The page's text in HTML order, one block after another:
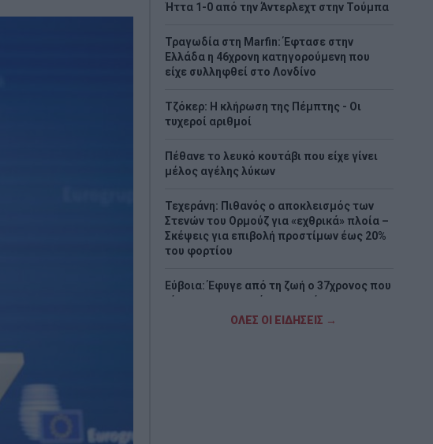
Ήττα 1-0 από την Άντερλεχτ στην Τούμπα
Τραγωδία στη Marfin: Έφτασε στην
Ελλάδα η 46χρονη κατηγορούμενη που
είχε συλληφθεί στο Λονδίνο
Τζόκερ: Η κλήρωση της Πέμπτης - Οι
τυχεροί αριθμοί
Πέθανε το λευκό κουτάβι που είχε γίνει
μέλος αγέλης λύκων
Τεχεράνη: Πιθανός ο αποκλεισμός των
Στενών του Ορμούζ για «εχθρικά» πλοία –
Σκέψεις για επιβολή προστίμων έως 20%
του φορτίου
Εύβοια: Έφυγε από τη ζωή ο 37χρονος που
είχε τραυματιστεί σε τροχαίο με
αγριογούρουνοΟΛΕΣ ΟΙ ΕΙΔΗΣΕΙΣ →